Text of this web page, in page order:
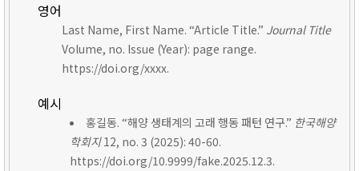
영어
Last Name, First Name. “Article Title.” Journal Title
Volume, no. Issue (Year): page range.
https://doi.org/xxxx.
예시
홍길동. “해양 생태계의 고래 행동 패턴 연구.” 한국해양
학회지12, no. 3 (2025): 40-60.
https://doi.org/10.9999/fake.2025.12.3.